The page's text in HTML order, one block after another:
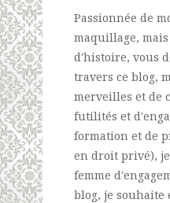
Passionnée de
maquillage,
d'histoire, vous
travers ce blog,
merveilles et de
futilités et
formation et de
en droit privé),
femme
blog, je souhaite